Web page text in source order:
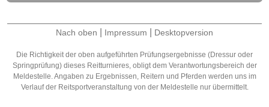
Nach oben Impressum Desktopversion
Die Richtigkeit der oben aufgeführten Prüfungsergebnisse (Dressur oder
Springprüfung) dieses Reitturnieres, obligt dem Verantwortungsbereich der
Meldestelle. Angaben zu Ergebnissen, Reitern und Pferden werden uns im
Verlauf der Reitsportveranstaltung von der Meldestelle nur übermittelt.